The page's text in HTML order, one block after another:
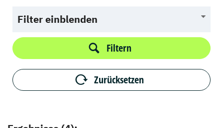
Filter einblenden
Filtern
Zurücksetzen